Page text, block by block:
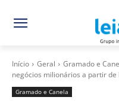
Início Geral Gramado e
negócios milionários a partir
Gramado e Canela